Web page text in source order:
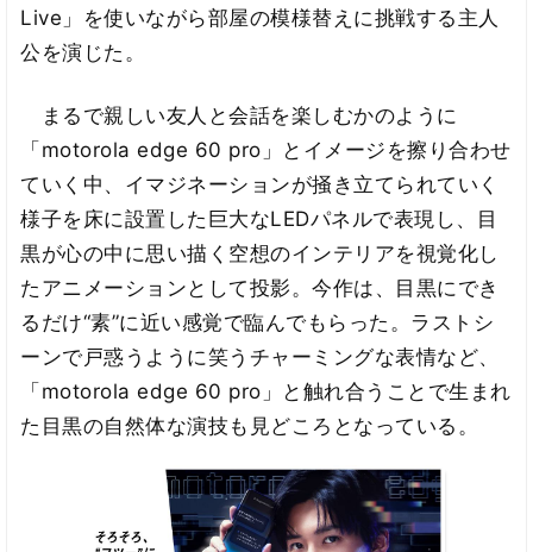
Live」を使いながら部屋の模様替えに挑戦する主人
公を演じた。
まるで親しい友人と会話を楽しむかのように
「motorola edge 60 pro」とイメージを擦り合わせ
ていく中、イマジネーションが掻き立てられていく
様子を床に設置した巨大なLEDパネルで表現し、目
黒が心の中に思い描く空想のインテリアを視覚化し
たアニメーションとして投影。今作は、目黒にでき
るだけ“素”に近い感覚で臨んでもらった。ラストシ
ーンで戸惑うように笑うチャーミングな表情など、
「motorola edge 60 pro」と触れ合うことで生まれ
た目黒の自然体な演技も見どころとなっている。